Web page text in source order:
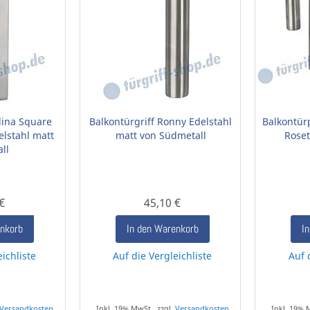
Square
matt
Balkontürgriff Ronny Edelstahl
matt von Südmetall
45,10 €
In den Warenkorb
Auf die Vergleichliste Auf